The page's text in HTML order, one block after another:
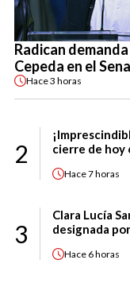
Radican
Cepeda en el
Hace3 horas
2
cierre de hoy
Hace7 horas
3
Clara Lucía
designada
Hace 6 horas